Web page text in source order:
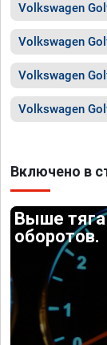
Volkswagen
Volkswagen
Volkswagen
Volkswagen
Включено в
Выше тяга
оборотов.